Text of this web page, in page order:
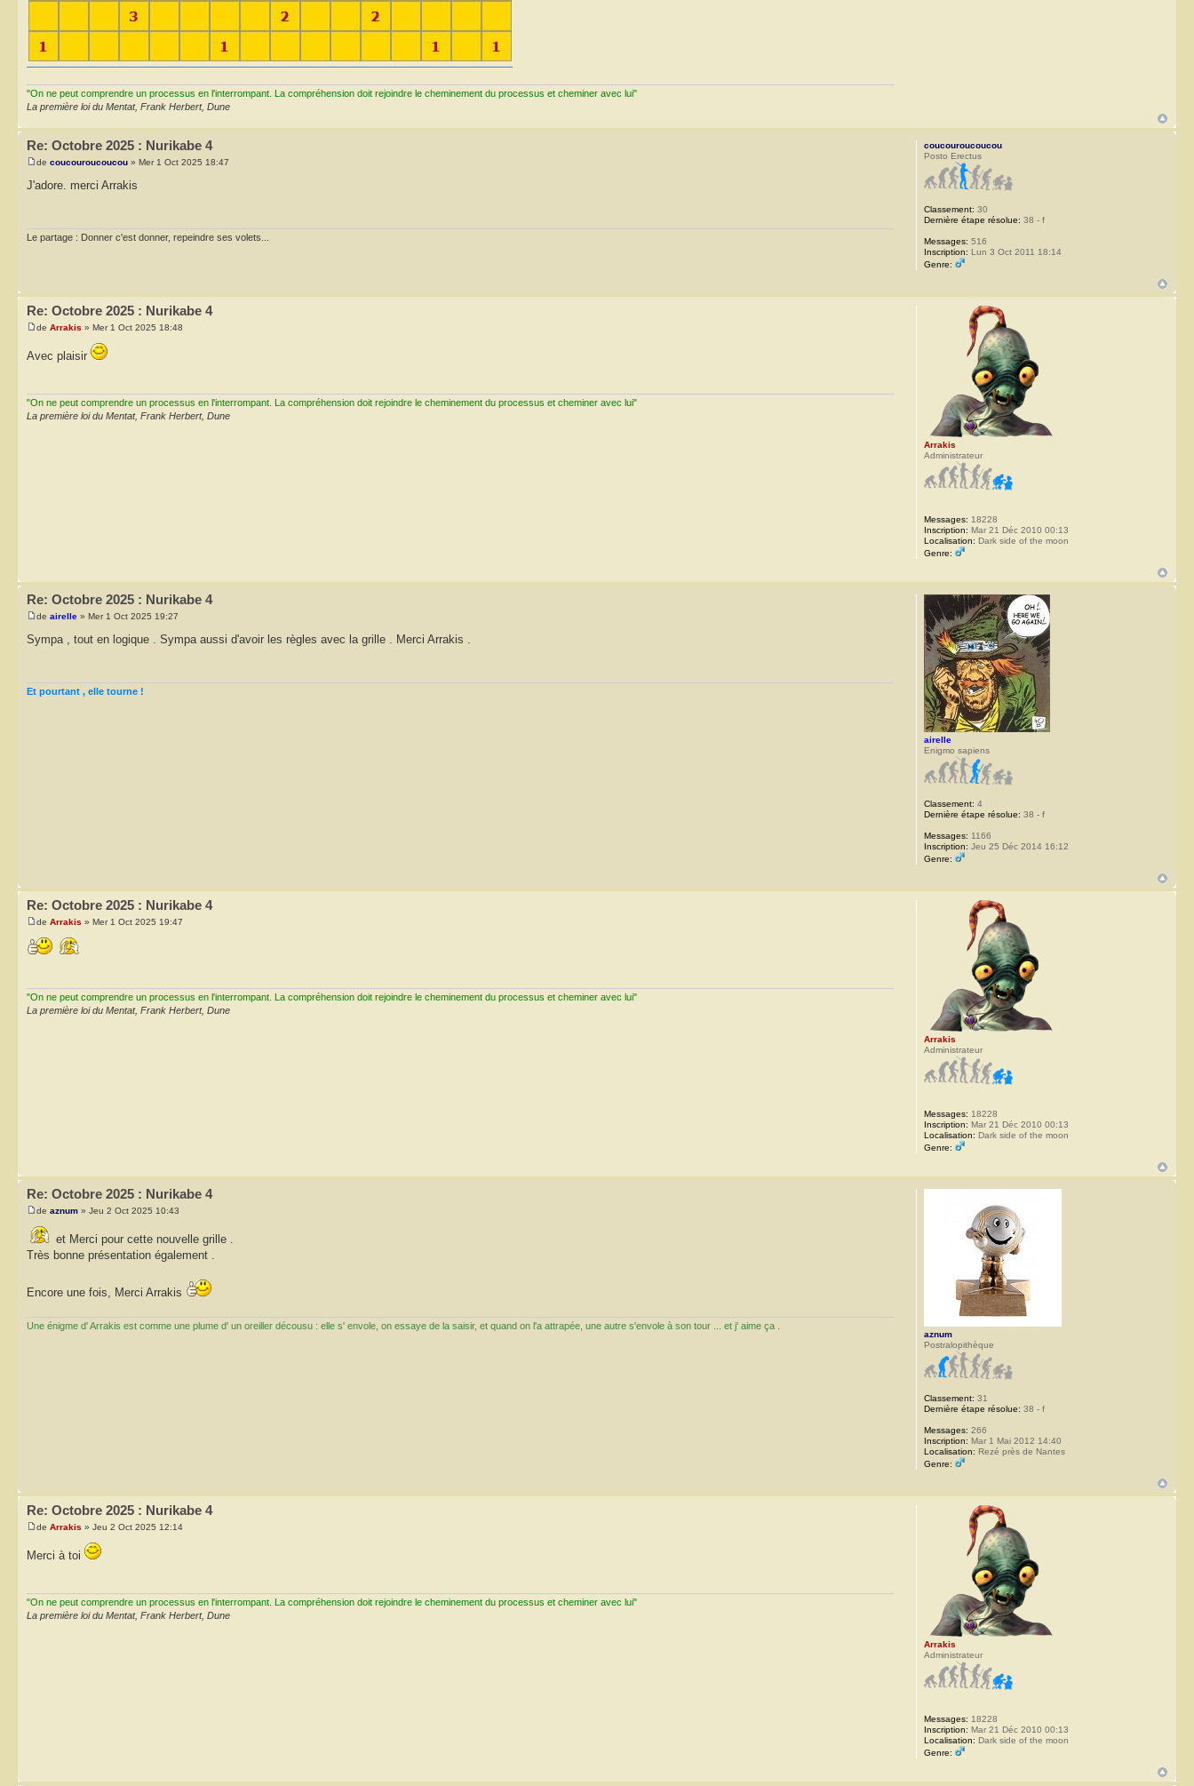
"On ne peut comprendre un processus en l'interrompant. La compréhension doit rejoindre le cheminement du processus et cheminer avec lui"
La première loi du Mentat, Frank Herbert, Dune
Re: Octobre 2025 : Nurikabe 4
de coucouroucoucou » Mer 1 Oct 2025 18:47
J'adore. merci Arrakis
Le partage : Donner c'est donner, repeindre ses volets...
coucouroucoucou
Posto Erectus
Classement: 30
Dernière étape résolue: 38 - f
Messages: 516
Inscription: Lun 3 Oct 2011 18:14
Genre:
Re: Octobre 2025 : Nurikabe 4
de Arrakis » Mer 1 Oct 2025 18:48
Avec plaisir
"On ne peut comprendre un processus en l'interrompant. La compréhension doit rejoindre le cheminement du processus et cheminer avec lui"
La première loi du Mentat, Frank Herbert, Dune
Arrakis
Administrateur
Messages: 18228
Inscription: Mar 21 Déc 2010 00:13
Localisation: Dark side of the moon
Genre:
Re: Octobre 2025 : Nurikabe 4
de airelle » Mer 1 Oct 2025 19:27
Sympa , tout en logique . Sympa aussi d'avoir les règles avec la grille . Merci Arrakis .
Et pourtant , elle tourne !
airelle
Enigmo sapiens
Classement: 4
Dernière étape résolue: 38 - f
Messages: 1166
Inscription: Jeu 25 Déc 2014 16:12
Genre:
Re: Octobre 2025 : Nurikabe 4
de Arrakis » Mer 1 Oct 2025 19:47
"On ne peut comprendre un processus en l'interrompant. La compréhension doit rejoindre le cheminement du processus et cheminer avec lui"
La première loi du Mentat, Frank Herbert, Dune
Arrakis
Administrateur
Messages: 18228
Inscription: Mar 21 Déc 2010 00:13
Localisation: Dark side of the moon
Genre:
Re: Octobre 2025 : Nurikabe 4
de aznum » Jeu 2 Oct 2025 10:43
et Merci pour cette nouvelle grille .
Très bonne présentation également .
Encore une fois, Merci Arrakis
Une énigme d' Arrakis est comme une plume d' un oreiller décousu : elle s' envole, on essaye de la saisir, et quand on l'a attrapée, une autre s'envole à son tour ... et j' aime ça .
aznum
Postralopithèque
Classement: 31
Dernière étape résolue: 38 - f
Messages: 266
Inscription: Mar 1 Mai 2012 14:40
Localisation: Rezé près de Nantes
Genre:
Re: Octobre 2025 : Nurikabe 4
de Arrakis » Jeu 2 Oct 2025 12:14
Merci à toi
"On ne peut comprendre un processus en l'interrompant. La compréhension doit rejoindre le cheminement du processus et cheminer avec lui"
La première loi du Mentat, Frank Herbert, Dune
Arrakis
Administrateur
Messages: 18228
Inscription: Mar 21 Déc 2010 00:13
Localisation: Dark side of the moon
Genre: